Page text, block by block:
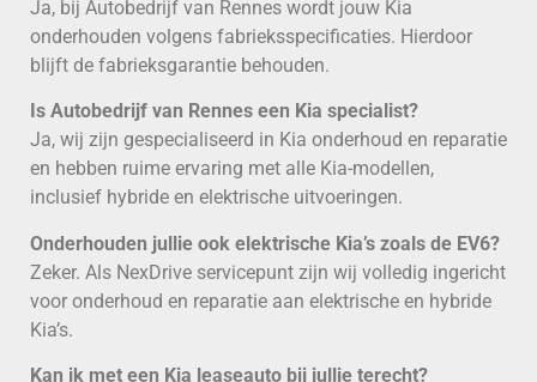
Ja, bij Autobedrijf van Rennes wordt jouw Kia
onderhouden volgens fabrieksspecificaties. Hierdoor
blijft de fabrieksgarantie behouden.
Is Autobedrijf van Rennes een Kia specialist?
Ja, wij zijn gespecialiseerd in Kia onderhoud en reparatie
en hebben ruime ervaring met alle Kia-modellen,
inclusief hybride en elektrische uitvoeringen.
Onderhouden jullie ook elektrische Kia’s zoals de EV6?
Zeker. Als NexDrive servicepunt zijn wij volledig ingericht
voor onderhoud en reparatie aan elektrische en hybride
Kia’s.
Kan ik met een Kia leaseauto bij jullie terecht?